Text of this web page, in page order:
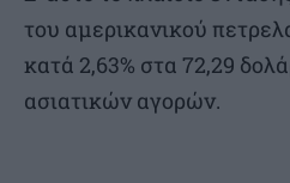
του αμερικανικού
κατά 2,63% στα 72,29
ασιατικών αγορών.